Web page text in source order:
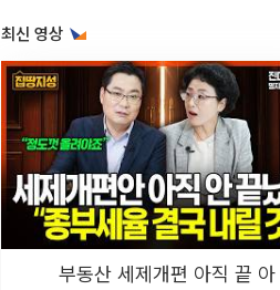
최신 영상
부동산 세제개편 아직 끝 아